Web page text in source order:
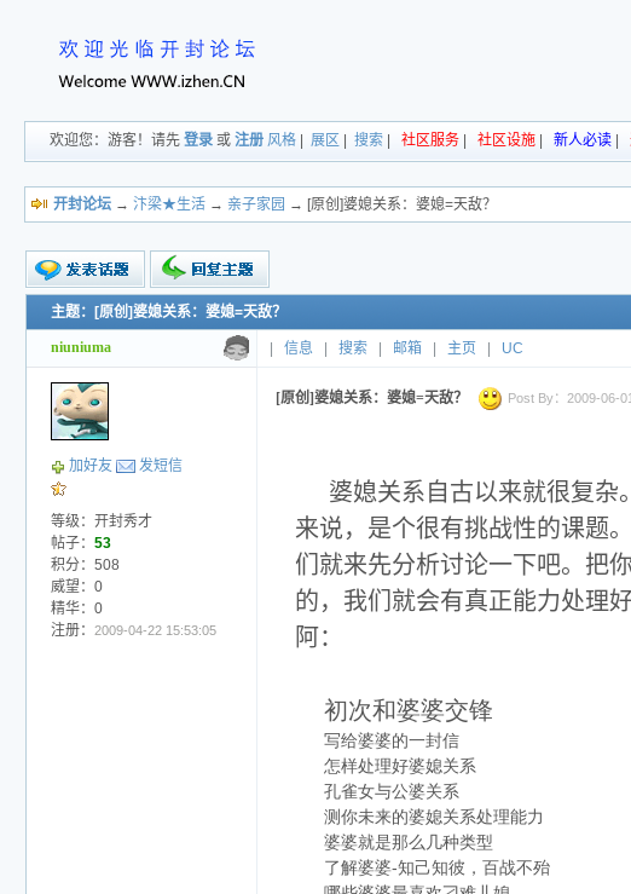
欢迎您：游客！请先登录 或注册 风格 |展区 |搜索 社区服务 社区设施 新人必读
开封论坛 →汴梁★生活 → 亲子家园 → [原创]婆媳关系：婆媳=天敌？
新的主题
投票帖
交易帖
小字报
主题：[原创]婆媳关系：婆媳=天敌？
niuniuma 信息 搜索 邮箱 主页 UC
加好友 发短信
等级：开封秀才
帖子： 53
积分：508
威望：0
精华：0
注册：
2009-04-22 15:53:05
[原创]婆媳关系：婆媳=天敌？ Post By：2009-06-
婆媳关系自古以来就很复杂
来说，是个很有挑战性的课题
们就来先分析讨论一下吧。把
的，我们就会有真正能力处理
阿：
初次和婆婆交锋
写给婆婆的一封信
怎样处理好婆媳关系
孔雀女与公婆关系
测你未来的婆媳关系处理能力
婆婆就是那么几种类型
了解婆婆-知己知彼，百战不殆